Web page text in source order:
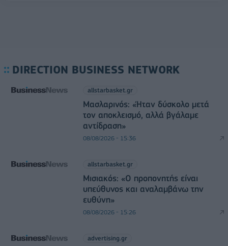
DIRECTION BUSINESS NETWORK
allstarbasket.gr
Μασλαρινός: «Ήταν δύσκολο μετά
τον αποκλεισμό, αλλά βγάλαμε
αντίδραση»
08/08/2026 - 15:36
allstarbasket.gr
Μισιακός: «Ο προπονητής είναι
υπεύθυνος και αναλαμβάνω την
ευθύνη»
08/08/2026 - 15:26
advertising.gr